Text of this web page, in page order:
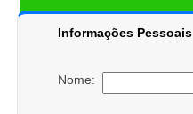
Informações Pessoais
Nome: